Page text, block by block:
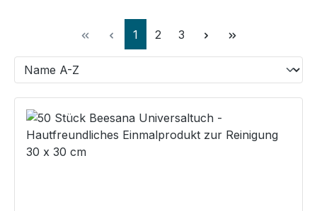
Seite
1 Seite
2 Seite
3